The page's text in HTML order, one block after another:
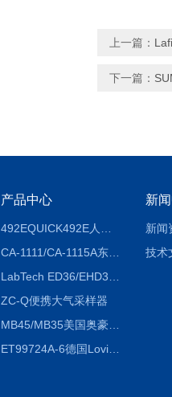
上一篇：
下一篇：
产品中心
CA-1111/CA-1115A东京理化EYELA CA-1111/CA-1115A冷却水循环装置
ZC-Q便携大气采样器
MB45/MB35美国奥豪斯OHAUS MB45/MB35卤素红外水分测定仪
ET99724A-6德国Lovibond ET99724A-6微电脑BOD测定仪
新
新闻
技术